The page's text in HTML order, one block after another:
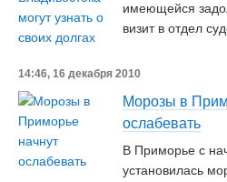
имеющейся
визит в отдел
14:46, 16 декабря 2010
Морозы в
ослабевать
В Приморье с
установилась